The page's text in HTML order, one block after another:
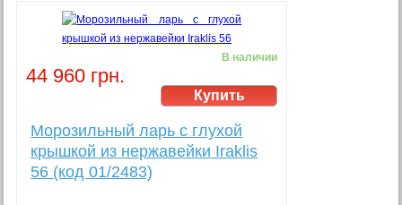
44 960 грн.
В наличии
Морозильный ларь с глухой
крышкой из нержавейки Iraklis
56 (код 01/2483)